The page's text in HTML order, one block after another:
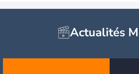
Actualités